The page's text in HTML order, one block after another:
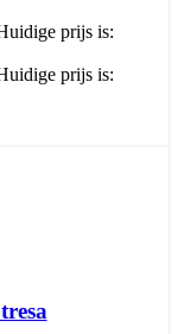
prijs is:
prijs is: